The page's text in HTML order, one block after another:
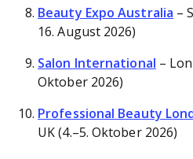
Beauty Expo Australia –
16. August 2026)
Salon International –
Oktober 2026)
Professional Beauty
UK (4.–5. Oktober 2026)